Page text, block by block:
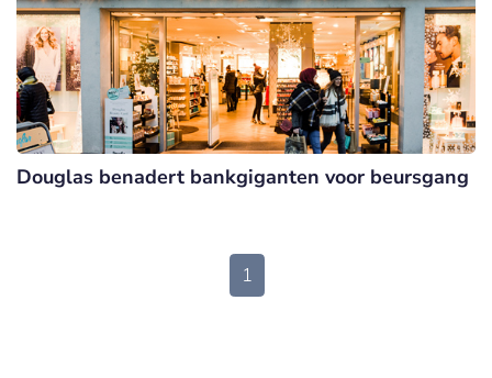
Douglas benadert bankgiganten voor beursgang
1